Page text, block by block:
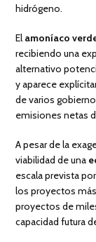
hidrógeno.
El amoníaco
recibiendo una
alternativo
y aparece
de varios
emisiones netas
A pesar de la
viabilidad de una
escala prevista
los proyectos
proyectos de
capacidad futura